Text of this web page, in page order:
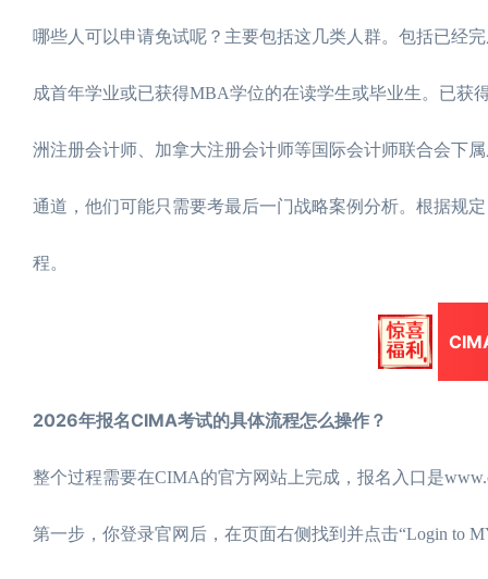
哪些人可以申请免试呢？主要包括这几类人群。包括已经
成首年学业或已获得MBA学位的在读学生或毕业生。已获
洲注册会计师、加拿大注册会计师等国际会计师联合会下
通道，他们可能只需要考最后一门战略案例分析。根据规
程。
2026年报名CIMA考试的具体流程怎么操作？
整个过程需要在CIMA的官方网站上完成，报名入口是
第一步，你登录官网后，在页面右侧找到并点击“Login to